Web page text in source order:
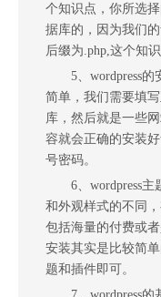
个知识点，你所选
据库的，因为我们
后缀为.php,这个知
5、wordpress
简单，我们需要填
库，然后就是一些
容就会正确的安装
号密码。
6、wordpress
和外观样式的不同
包括海量的付费或
安装其实是比较简
题和插件即可。